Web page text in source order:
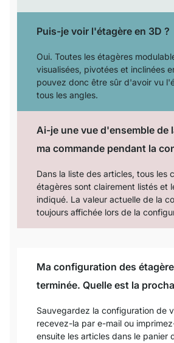
Puis-je voir l'étagère en 3D ?
Oui. Toutes les étagères
visualisées, pivotées et inclinées
pouvez donc être sûr d'avoir vu
tous les angles.
Ai-je une vue d'ensemble de
ma commande pendant la
Dans la liste des articles, tous les
étagères sont clairement listés et
indiqué. La valeur actuelle de la
toujours affichée lors de la
Ma configuration des
terminée. Quelle est la
Sauvegardez la configuration de
recevez-la par e-mail ou
ensuite les articles dans le panier